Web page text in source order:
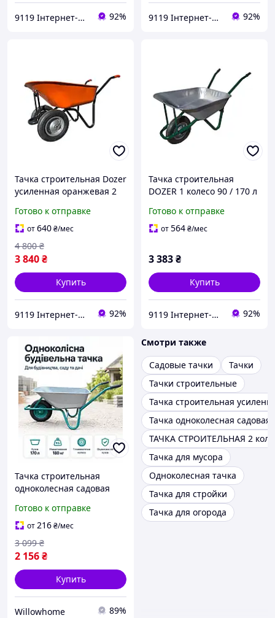
9119 Інтернет-магазин 92% 9119 Інтернет-магазин 92%
Тачка строительная Dozer
усиленная оранжевая 2
(А0050829)
Готово к отправке
от640₴/мес
3 840₴
4 800 ₴
Купить
9119 Інтернет-магазин 92%
Тачка строительная
DOZER 1 колесо 90 / 170 л
Готово к отправке
от564₴/мес
3 383₴
Купить
9119 Інтернет-магазин 92%
Тачка строительная
одноколесная садовая
стройки оцинкованная
тележка ручная для
перевозки грузов
усиленная
Готово к отправке
от216₴/мес
2 156₴
3 099 ₴
Купить
Willowhome 89%
Смотри также
Садовые тачки
Тачки
Тачки строительные
Тачка строительная
Тачка одноколесная садовая
ТАЧКА СТРОИТЕЛЬНАЯ 2
Тачка для мусора
Одноколесная тачка
Тачка для стройки
Тачка для огорода